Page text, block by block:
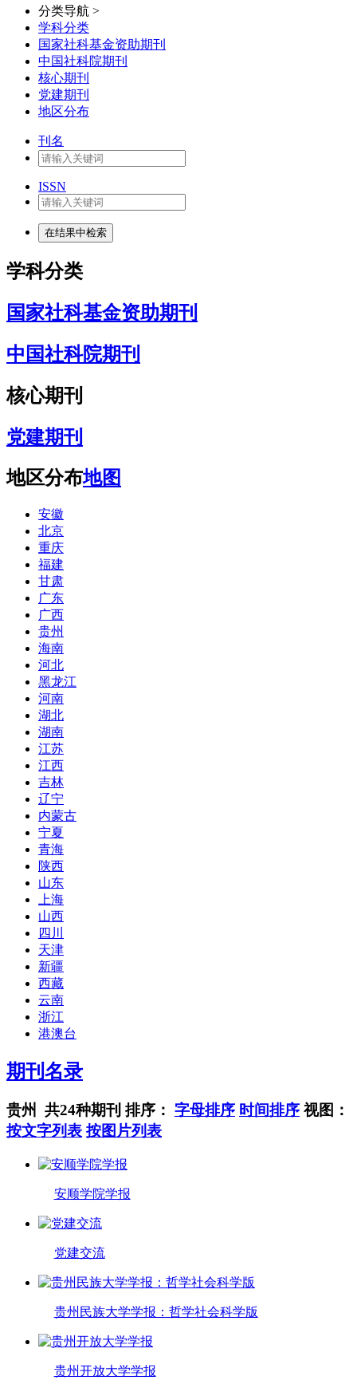
分类导航 >
学科分类
国家社科基金资助期刊
中国社科院期刊
核心期刊
党建期刊
地区分布
刊名
ISSN
学科分类
国家社科基金资助期刊
中国社科院期刊
核心期刊
党建期刊
地区分布地图
安徽
北京
重庆
福建
甘肃
广东
广西
贵州
海南
河北
黑龙江
河南
湖北
湖南
江苏
江西
吉林
辽宁
内蒙古
宁夏
青海
陕西
山东
上海
山西
四川
天津
新疆
西藏
云南
浙江
港澳台
期刊名录
贵州 共24种期刊 排序： 字母排序 时间排序 视图：
按文字列表 按图片列表
安顺学院学报
党建交流
贵州民族大学学报：哲学社会科学版
贵州开放大学学报